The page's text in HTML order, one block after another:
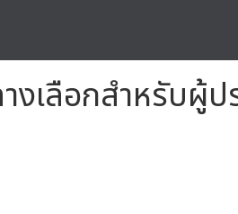
เลือกสำหรับผู้